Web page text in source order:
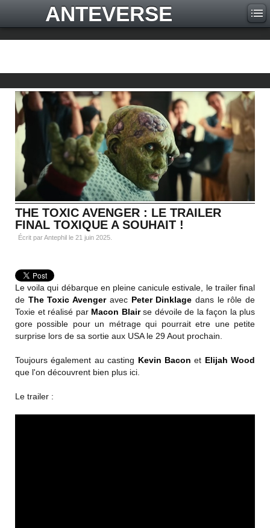
ANTEVERSE
THE TOXIC AVENGER : LE TRAILER
FINAL TOXIQUE A SOUHAIT !
Écrit par Antephil le 21 juin 2025
Le voila qui débarque en pleine canicule estivale, le trailer final
de The Toxic AvengeravecPeter Dinklage dans le rôle de
Toxie et réalisé par Macon Blairse dévoile de la façon la plus
gore possible pour un métrage qui pourrait etre une petite
surprise lors de sa sortie aux USA le 29 Aout prochain.
Toujours également au casting Kevin Bacon et Elijah Wood
que l'on découvrent bien plus ici.
Le trailer :